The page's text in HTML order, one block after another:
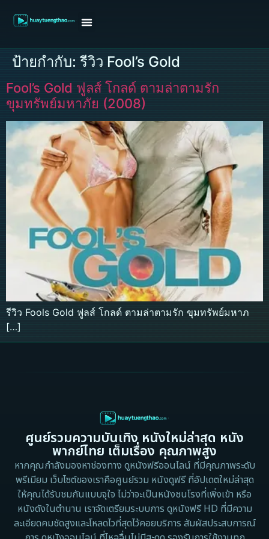
ป้ายกำกับ: รีวิว Fool’s Gold
Fool’s Gold ฟูลส์ โกลด์ ตามล่าตามรัก
ขุมทรัพย์มหาภัย (2008)
รีวิว Fools Gold ฟูลส์ โกลด์ ตามล่าตามรัก ขุมทรัพย์มหาภ
[…]
ศูนย์รวมความบันเทิง หนังใหม่ล่าสุด หนัง
พากย์ไทย เต็มเรื่อง คุณภาพสูง
หากคุณกำลังมองหาช่องทาง ดูหนังฟรีออนไลน์ ที่มีคุณภาพระดับ
พรีเมียม เว็บไซต์ของเราคือศูนย์รวม หนังดูฟรี ที่อัปเดตใหม่ล่าสุด
ให้คุณได้รับชมกันแบบจุใจ ไม่ว่าจะเป็นหนังชนโรงที่เพิ่งเข้า หรือ
หนังดังในตำนาน เราจัดเตรียมระบบการ ดูหนังฟรี HD ที่มีความ
ละเอียดคมชัดสูงและโหลดไวที่สุดไว้คอยบริการ สัมผัสประสบการณ์